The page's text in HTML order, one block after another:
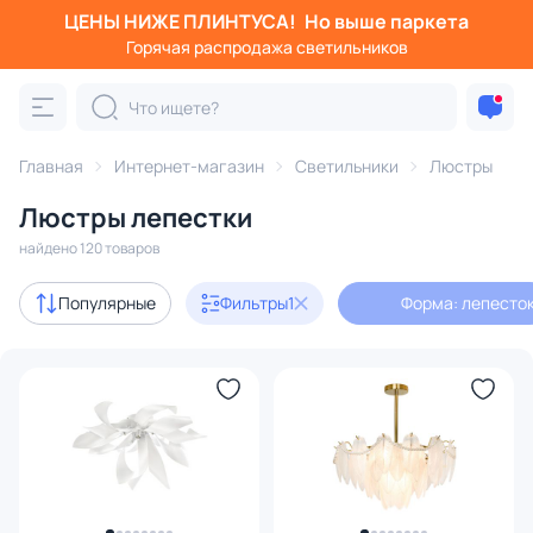
ЦЕНЫ НИЖЕ ПЛИНТУСА! Но выше паркета
Горячая распродажа светильников
Главная Интернет-магазин Светильники Люстры
Люстры лепестки
найдено 120 товаров
Популярные Фильтры1 Форма:
Фильтры
Категория:
подвесные потолочные
Акции 13
Дизайнерский свет 1
Доставка